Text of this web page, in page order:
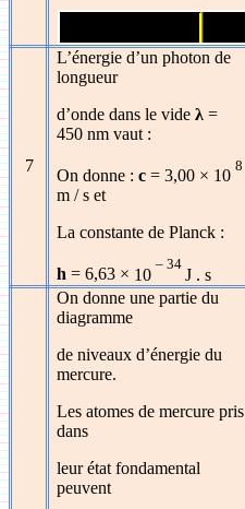
7
L’énergie d’un photon de
longueur
d’onde dans le videλ =
450 nm vaut :
On donne :c = 3,00 × 10
8
m / s et
La constante de Planck :
h = 6,63 × 10
– 34
J . s
On donne une partie du
diagramme
de niveaux d’énergie du
mercure.
Les atomes de mercure pris
dans
leur état fondamental
peuvent